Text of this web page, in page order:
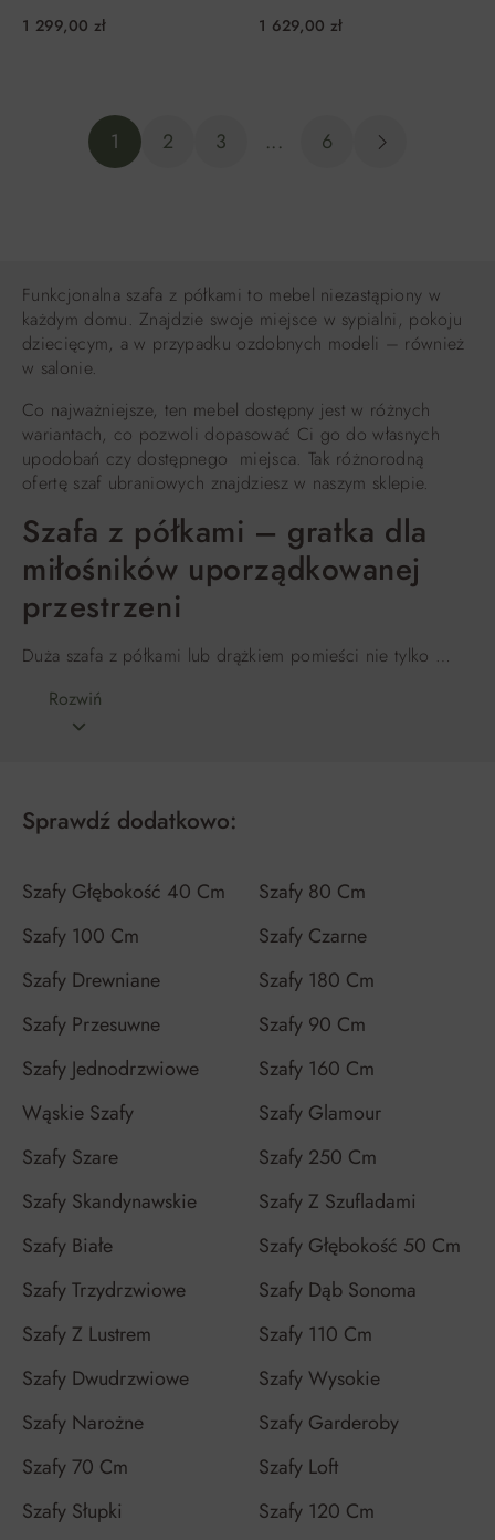
1 299,00 zł
1 629,00 zł
1 2 3 ... 6
Funkcjonalna szafa z półkami to mebel niezastąpiony w
każdym domu. Znajdzie swoje miejsce w sypialni, pokoju
dziecięcym, a w przypadku ozdobnych modeli – również
w salonie.
Co najważniejsze, ten mebel dostępny jest w różnych
wariantach, co pozwoli dopasować Ci go do własnych
upodobań czy dostępnego miejsca. Tak różnorodną
ofertę szaf ubraniowych znajdziesz w naszym sklepie.
Szafa z półkami – gratka dla
miłośników uporządkowanej
przestrzeni
Duża szafa z półkami lub drążkiem pomieści nie tylko …
Rozwiń
Sprawdź dodatkowo:
Szafy Głębokość 40 Cm
Szafy 80 Cm
Szafy 100 Cm
Szafy Czarne
Szafy Drewniane
Szafy 180 Cm
Szafy Przesuwne
Szafy 90 Cm
Szafy Jednodrzwiowe
Szafy 160 Cm
Wąskie Szafy
Szafy Glamour
Szafy Szare
Szafy 250 Cm
Szafy Skandynawskie
Szafy Z Szufladami
Szafy Białe
Szafy Głębokość 50 Cm
Szafy Trzydrzwiowe
Szafy Dąb Sonoma
Szafy Z Lustrem
Szafy 110 Cm
Szafy Dwudrzwiowe
Szafy Wysokie
Szafy Narożne
Szafy Garderoby
Szafy 70 Cm
Szafy Loft
Szafy Słupki
Szafy 120 Cm